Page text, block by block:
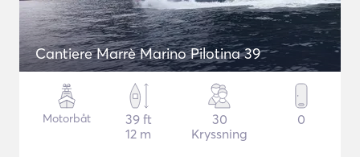
Cantiere Marrè Marino Pilotina 39
Motorbåt
39 ft
12 m
30
Kryssning
0